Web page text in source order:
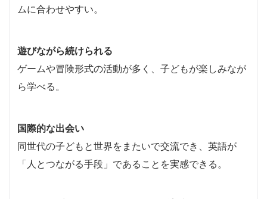
ムに合わせやすい。
遊びながら続けられる
ゲームや冒険形式の活動が多く、子どもが楽しみなが
ら学べる。
国際的な出会い
同世代の子どもと世界をまたいで交流でき、英語が
「人とつながる手段」であることを実感できる。